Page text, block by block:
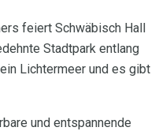
feiert Schwäbisch Hall
Stadtpark entlang
Lichtermeer und es gibt
und entspannende